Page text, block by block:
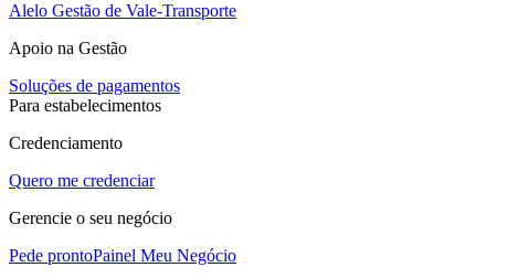
Alelo Gestão de Vale-Transporte
Apoio na Gestão
Soluções de pagamentos
Para estabelecimentos
Credenciamento
Quero me credenciar
Gerencie o seu negócio
Pede prontoPainel Meu Negócio